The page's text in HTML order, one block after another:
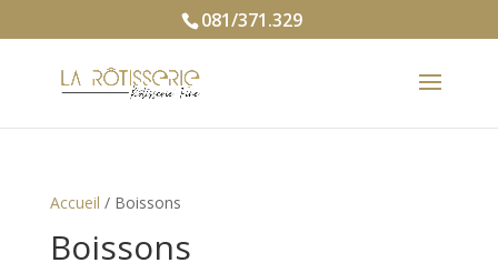
081/371.329
Accueil / Boissons
Boissons